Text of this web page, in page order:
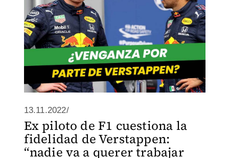
13.11.2022/
Ex piloto de F1 cuestiona la
fidelidad de Verstappen:
“nadie va a querer trabajar